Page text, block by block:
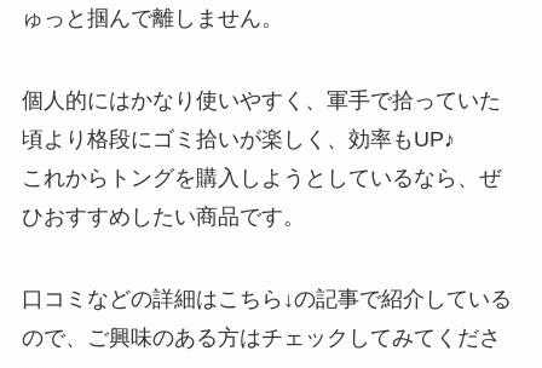
ゅっと掴んで離しません。
個人的にはかなり使いやすく、軍手で拾っていた
頃より格段にゴミ拾いが楽しく、効率もUP♪
これからトングを購入しようとしているなら、ぜ
ひおすすめしたい商品です。
口コミなどの詳細はこちら↓の記事で紹介している
ので、ご興味のある方はチェックしてみてくださ